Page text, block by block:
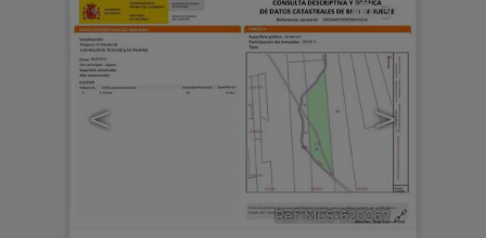
< >
3
Ref. MLS-620067 🔗